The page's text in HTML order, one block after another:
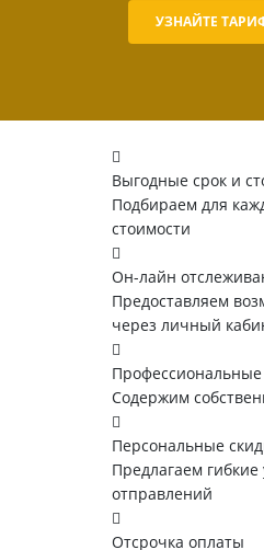
УЗНАЙТЕ
Выгодные срок и
Подбираем для
стоимости
Он-лайн
Предоставляем
через личный
Содержим
Персональные
Предлагаем
отправлений
Отсрочка оплаты